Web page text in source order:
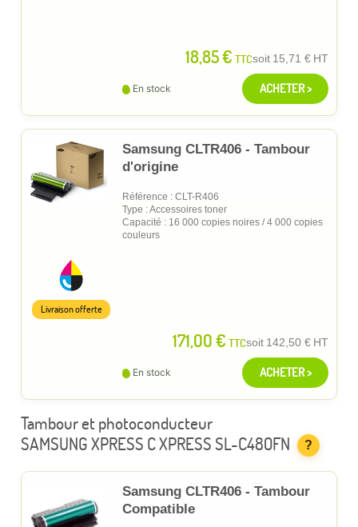
18,85 € TTCsoit 15,71 € HT
En stock ACHETER >
Samsung CLTR406 - Tambour
d'origine
Référence : CLT-R406
Type : Accessoires toner
Capacité : 16 000 copies noires / 4 000 copies
couleurs
171,00 € TTCsoit 142,50 € HT
Livraison offerte
En stock ACHETER >
Tambour et photoconducteur
SAMSUNG XPRESS C XPRESS SL-C480FN
?
Samsung CLTR406 - Tambour
Compatible